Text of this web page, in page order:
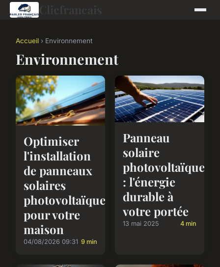
Clicfrancais
Accueil › Environnement
Environnement
Optimiser
l'installation
de panneaux
solaires
photovoltaïques
pour votre
maison
04/08/2026 09:31 9 min
Panneau
solaire
photovoltaïque
: l'énergie
durable à
votre portée
13 mai 2025 4 min